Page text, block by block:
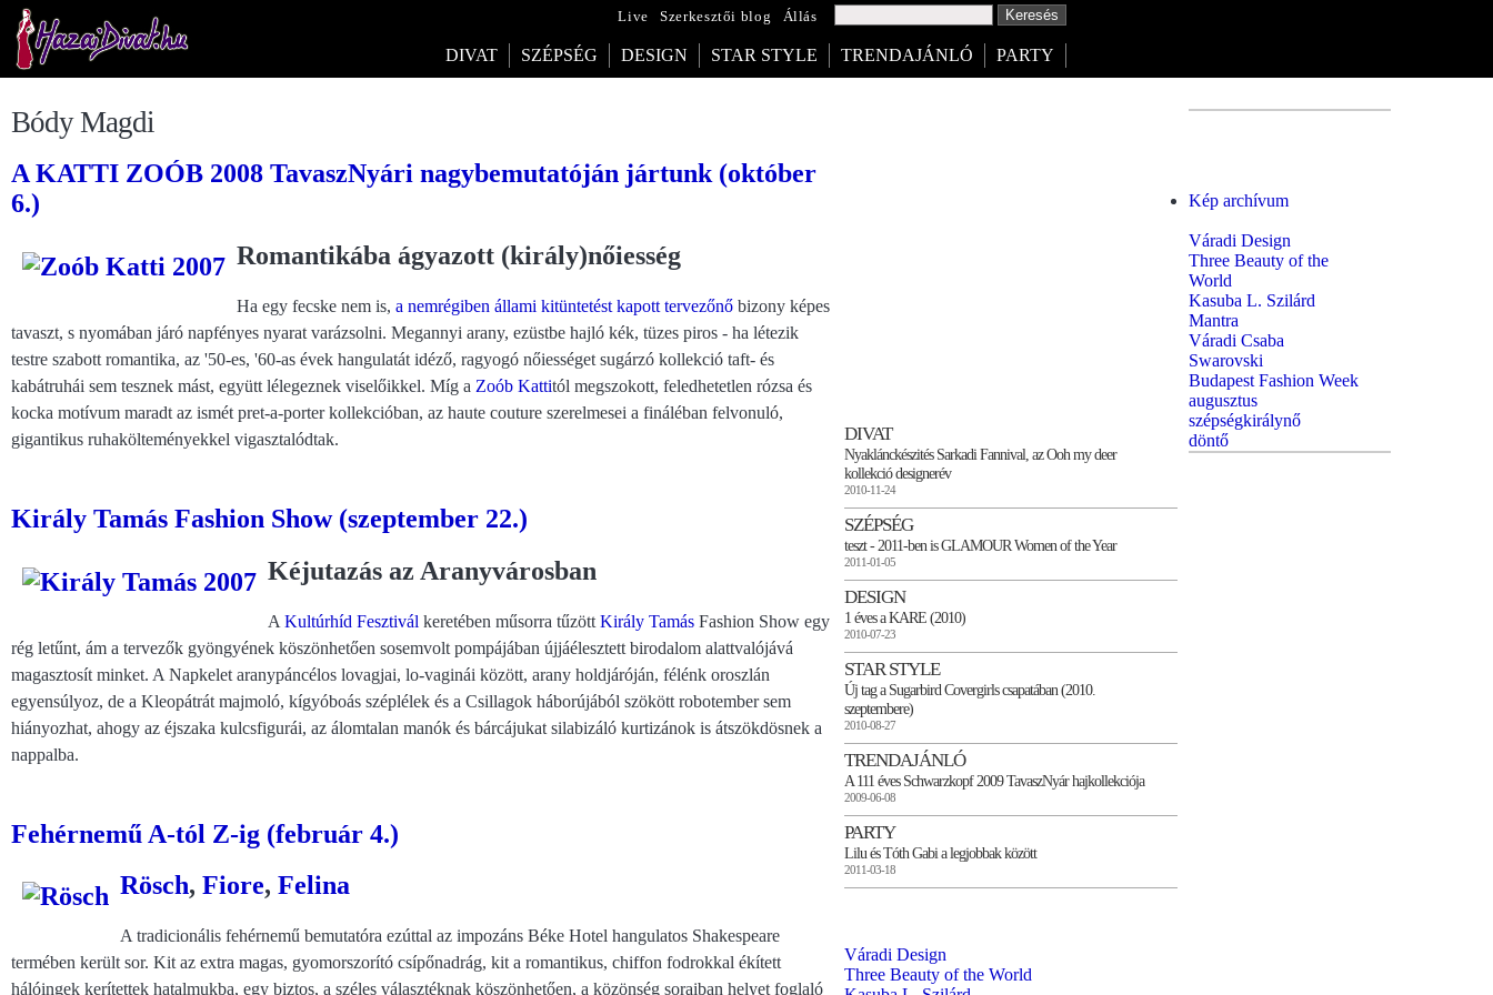
Live Szerkesztői blog Állás
DIVAT SZÉPSÉG DESIGN STAR STYLE TRENDAJÁNLÓ PARTY
Bódy Magdi
A KATTI ZOÓB 2008 TavaszNyári nagybemutatóján jártunk (október
6.)
Romantikába ágyazott (király)nőiesség
Ha egy fecske nem is, a nemrégiben állami kitüntetést kapott tervezőnő bizony képes
tavaszt, s nyomában járó napfényes nyarat varázsolni. Megannyi arany, ezüstbe hajló kék, tüzes piros - ha létezik
testre szabott romantika, az '50-es, '60-as évek hangulatát idéző, ragyogó nőiességet sugárzó kollekció taft- és
kabátruhái sem tesznek mást, együtt lélegeznek viselőikkel. Míg a Zoób Kattitól megszokott, feledhetetlen rózsa és
kocka motívum maradt az ismét pret-a-porter kollekcióban, az haute couture szerelmesei a fináléban felvonuló,
gigantikus ruhakölteményekkel vigasztalódtak.
Király Tamás Fashion Show (szeptember 22.)
Kéjutazás az Aranyvárosban
A Kultúrhíd Fesztivál keretében műsorra tűzött Király Tamás Fashion Show egy
rég letűnt, ám a tervezők gyöngyének köszönhetően sosemvolt pompájában újjáélesztett birodalom alattvalójává
magasztosít minket. A Napkelet aranypáncélos lovagjai, lo-vaginái között, arany holdjáróján, félénk oroszlán
egyensúlyoz, de a Kleopátrát majmoló, kígyóboás széplélek és a Csillagok háborújából szökött robotember sem
hiányozhat, ahogy az éjszaka kulcsfigurái, az álomtalan manók és bárcájukat silabizáló kurtizánok is átszökdösnek a
nappalba.
Fehérnemű A-tól Z-ig (február 4.)
Rösch, Fiore, Felina
A tradicionális fehérnemű bemutatóra ezúttal az impozáns Béke Hotel hangulatos Shakespeare
termében került sor. Kit az extra magas, gyomorszorító csípőnadrág, kit a romantikus, chiffon fodrokkal ékített
hálóingek kerítettek hatalmukba, egy biztos, a széles választéknak köszönhetően, a közönség soraiban helyet foglaló
DIVAT
Nyaklánckészités Sarkadi Fannival, az Ooh my deer
kollekció designerév
2010-11-24
SZÉPSÉG
teszt - 2011-ben is GLAMOUR Women of the Year
2011-01-05
DESIGN
1 éves a KARE (2010)
2010-07-23
STAR STYLE
Új tag a Sugarbird Covergirls csapatában (2010.
szeptembere)
2010-08-27
TRENDAJÁNLÓ
A 111 éves Schwarzkopf 2009 TavaszNyár hajkollekciója
2009-06-08
PARTY
Lilu és Tóth Gabi a legjobbak között
2011-03-18
Váradi Design
Three Beauty of the World
Kép archívum
Váradi Design
Three Beauty of the
World
Kasuba L. Szilárd
Mantra
Váradi Csaba
Swarovski
Budapest Fashion Week
augusztus
szépségkirálynő
döntő